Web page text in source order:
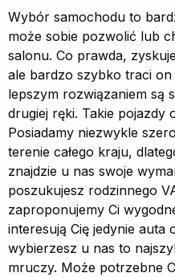
Wybór samochodu to
może sobie pozwolić lub
salonu. Co prawda,
ale bardzo szybko traci
lepszym rozwiązaniem są
drugiej ręki. Takie pojazdy
Posiadamy niezwykle
terenie całego kraju,
znajdzie u nas swoje
poszukujesz rodzinnego
zaproponujemy Ci
interesują Cię jedynie auta
wybierzesz u nas to
mruczy. Może potrzebne